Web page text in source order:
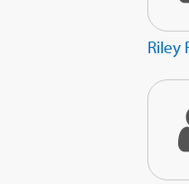
Riley